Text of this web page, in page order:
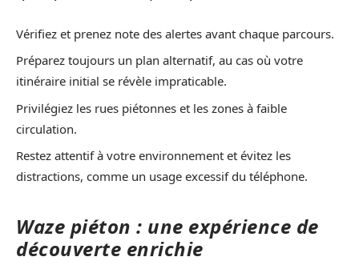
Vérifiez et prenez note des alertes avant chaque parcours.
Préparez toujours un plan alternatif, au cas où votre
itinéraire initial se révèle impraticable.
Privilégiez les rues piétonnes et les zones à faible
circulation.
Restez attentif à votre environnement et évitez les
distractions, comme un usage excessif du téléphone.
Waze piéton : une expérience de
découverte enrichie